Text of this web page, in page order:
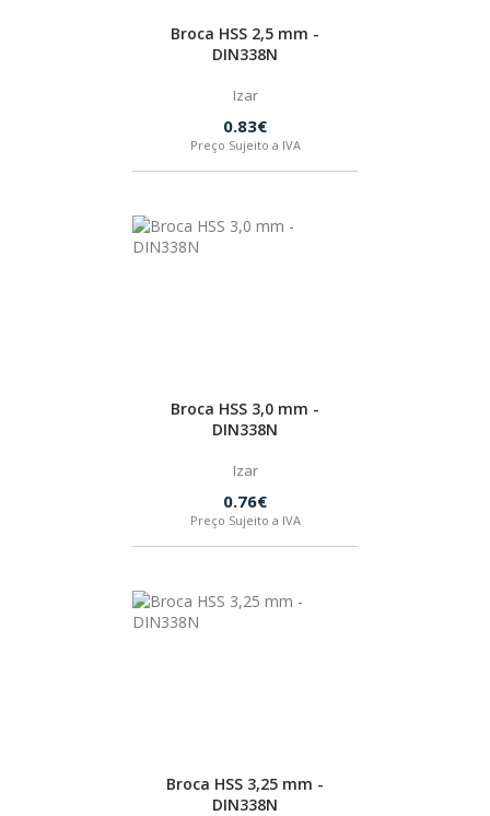
Broca HSS 2,5 mm -
DIN338N
Izar
0.83€
Preço Sujeito a IVA
Broca HSS 3,0 mm -
DIN338N
Izar
0.76€
Preço Sujeito a IVA
Broca HSS 3,25 mm -
DIN338N